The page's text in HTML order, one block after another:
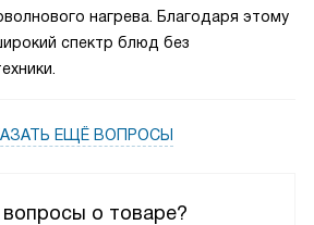
вопросы о товаре?
нагрева. Благодаря этому
спектр блюд без
ЕЩЁ ВОПРОСЫ